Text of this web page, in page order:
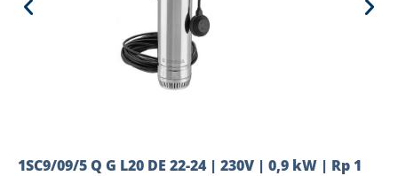
1SC9/09/5 Q G L20 DE 22-24 | 230V | 0,9 kW | Rp 1